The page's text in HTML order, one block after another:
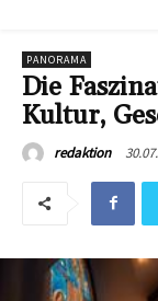
PANORAMA
Die
Kultur,
redaktion